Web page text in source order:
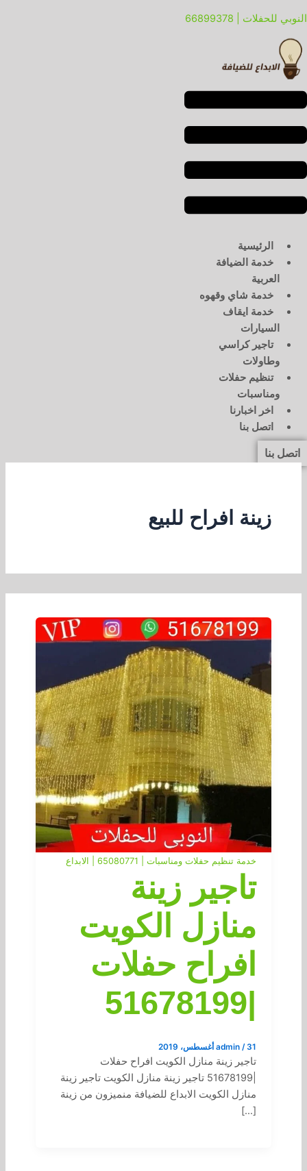
إلى
المحتوى
النوبي للحفلات | 66899378
الرئيسية
خدمة الضيافة
العربية
خدمة شاي وقهوه
خدمة ايقاف
السيارات
تاجير كراسي
وطاولات
تنظيم حفلات
ومناسبات
اخر اخبارنا
اتصل بنا
اتصل بنا
زينة افراح للبيع
خدمة تنظيم حفلات ومناسبات | 65080771 | الابداع
تاجير زينة
منازل الكويت
افراح حفلات
|51678199
admin /31 أغسطس، 2019
تاجير زينة منازل الكويت افراح حفلات
|51678199 تاجير زينة منازل الكويت تاجير زينة
منازل الكويت الابداع للضيافة منميزون من زينة
[…]